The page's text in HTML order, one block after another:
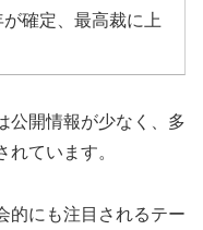
確定、最高裁に上
公開情報が少なく、多
れています。
的にも注目されるテー